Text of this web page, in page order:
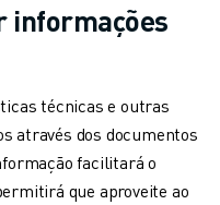
informações
técnicas e outras
através dos documentos
facilitará o
que aproveite ao